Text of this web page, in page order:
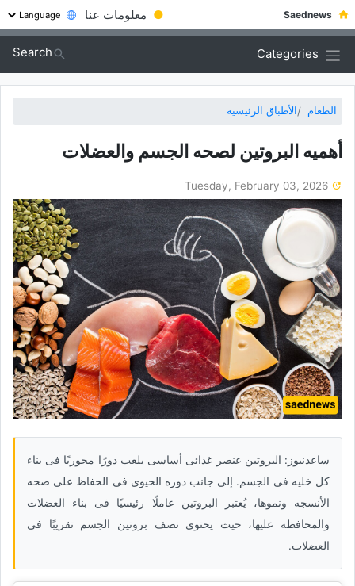
Saednews
● معلومات عنا
Categories
Search
الطعام الأطباق الرئيسية
أهمیه البروتین لصحه الجسم والعضلات
ساعدنیوز: البروتین عنصر غذائی أساسی یلعب دورًا محوریًا فی بناء
کل خلیه فی الجسم. إلى جانب دوره الحیوی فی الحفاظ على صحه
الأنسجه ونموها، یُعتبر البروتین عاملًا رئیسیًا فی بناء العضلات
والمحافظه علیها، حیث یحتوی نصف بروتین الجسم تقریبًا فی
العضلات.